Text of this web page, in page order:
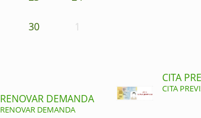
30 1
RENOVAR DEMANDA
RENOVAR DEMANDA
CITA
CITA